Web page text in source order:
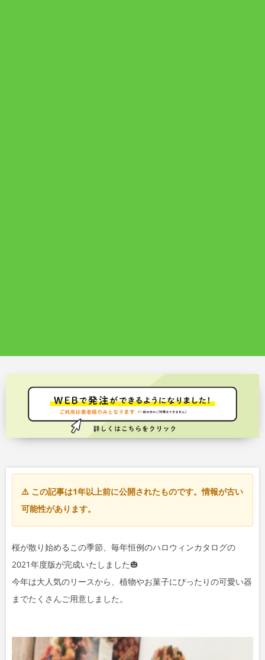
⚠️ この記事は1年以上前に公開されたものです。情報が古い
可能性があります。
桜が散り始めるこの季節、毎年恒例のハロウィンカタログの
2021年度版が完成いたしました🎃
今年は大人気のリースから、植物やお菓子にぴったりの可愛い器
までたくさんご用意しました。